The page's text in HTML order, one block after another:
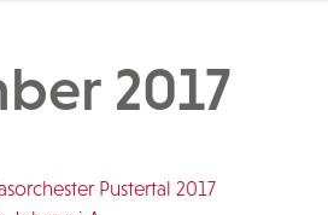
2017
Pustertal 2017